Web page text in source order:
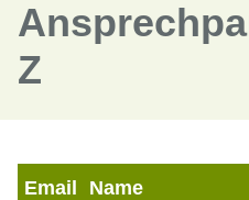
Z
Email Name